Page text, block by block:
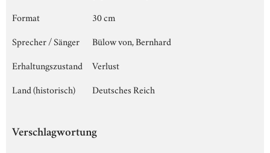
Format
30 cm
Sprecher / Sänger
Bülow von, Bernhard
Erhaltungszustand
Verlust
Land (historisch)
Deutsches Reich
Verschlagwortung